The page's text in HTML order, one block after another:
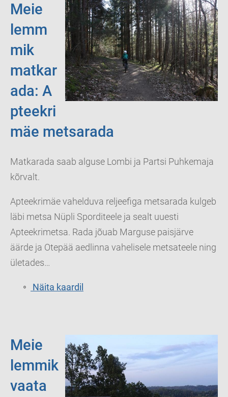
Meie
lemm
mik
matkar
ada: A
pteekri
mäe metsarada
Matkarada saab alguse Lombi ja Partsi Puhkemaja
kõrvalt.
Apteekrimäe vahelduva reljeefiga metsarada kulgeb
läbi metsa Nüpli Sporditeele ja sealt uuesti
Apteekrimetsa. Rada jõuab Marguse paisjärve
äärde ja Otepää aedlinna vahelisele metsateele ning
ületades…
Näita kaardil
Meie
lemmik
vaata